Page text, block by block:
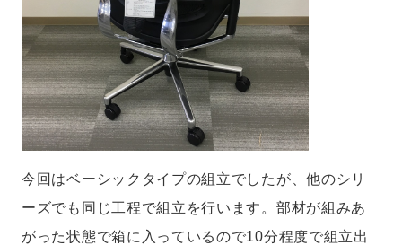
今回はベーシックタイプの組立でしたが、他のシリ
ーズでも同じ工程で組立を行います。部材が組みあ
がった状態で箱に入っているので10分程度で組立出